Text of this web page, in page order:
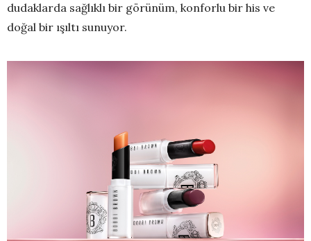
dudaklarda sağlıklı bir görünüm, konforlu bir his ve
doğal bir ışıltı sunuyor.